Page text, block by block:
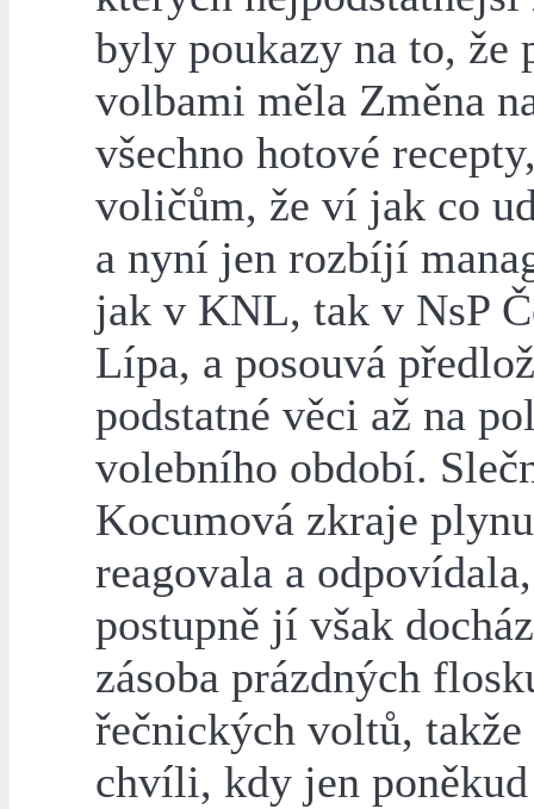
byly poukazy na to, že
volbami měla Změna
všechno hotové
voličům, že ví jak co
a nyní jen rozbíjí
jak v KNL, tak v NsP
Lípa, a posouvá
podstatné věci až na
volebního období.
Kocumová zkraje
reagovala a odpovídala,
postupně jí však
zásoba prázdných
řečnických voltů, takže
chvíli, kdy jen poněkud